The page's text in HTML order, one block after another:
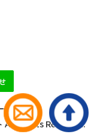
ポリシー
Rights Reserved.